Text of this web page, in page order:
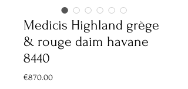
Medicis Highland grège
& rouge daim havane
8440
€870.00Price